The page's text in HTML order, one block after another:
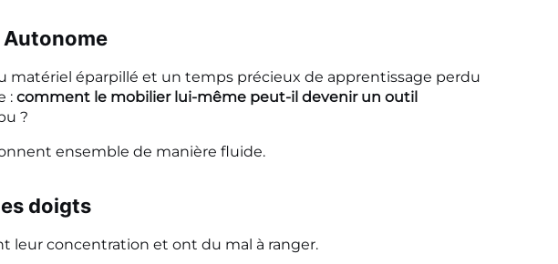
Autonome
matériel éparpillé et un temps précieux de apprentissage perdu
: comment le mobilier lui-même peut-il devenir un outil
?
ensemble de manière fluide.
doigts
leur concentration et ont du mal à ranger.